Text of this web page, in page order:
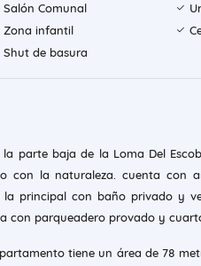
Salón Comunal
Zona infantil
Shut de basura
parte baja de la Loma Del
con la naturaleza. cuenta con
principal con baño privado y
con parqueadero provado y
tiene un área de 78